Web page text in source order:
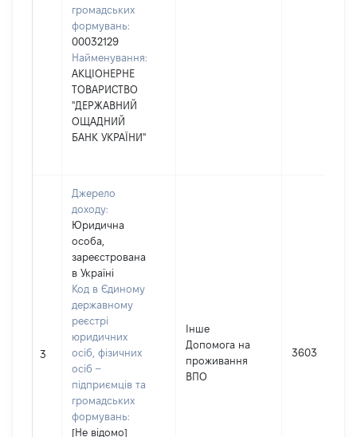
громадських
формувань:
00032129
Найменування:
АКЦІОНЕРНЕ
ТОВАРИСТВО
"ДЕРЖАВНИЙ
ОЩАДНИЙ
БАНК УКРАЇНИ"
3
Джерело
доходу:
Юридична
особа,
зареєстрована
в Україні
Код в Єдиному
державному
реєстрі
юридичних
осіб, фізичних
осіб –
підприємців та
громадських
формувань:
[Не відомо]
Інше
Допомога на
проживання
ВПО
3603